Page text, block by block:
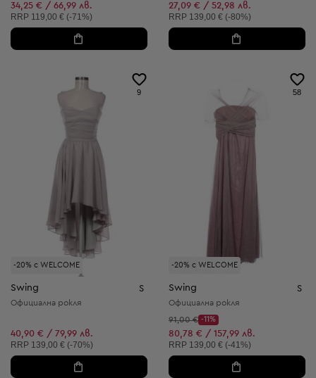
34,25 € / 66,99 лв.
Препоръчителна цена:
RRP 119,00 € (-71%)
27,09 € / 52,98 лв.
Препоръчителна цена:
RRP 139,00 € (-80%)
-20% с WELCOME
9
Swing S
Официална рокля
40,90 € / 79,99 лв.
Препоръчителна цена:
RRP 139,00 € (-70%)
-20% с WELCOME
58
Swing S
Официална рокля
Начална цена:
91,00 €
Discount Price:
-11%
Намалена цена:
80,78 € / 157,99 лв.
Препоръчителна цена:
RRP 139,00 € (-41%)